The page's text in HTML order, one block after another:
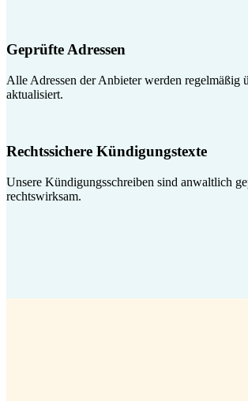
Geprüfte Adressen
Alle Adressen der Anbieter werden regelmäßig
aktualisiert.
Rechtssichere Kündigungstexte
Unsere Kündigungsschreiben sind anwaltlich
rechtswirksam.